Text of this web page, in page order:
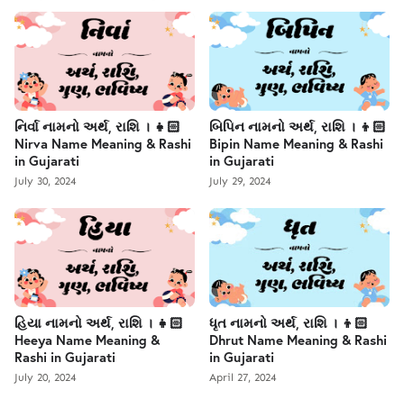
નિર્વા નામનો અર્થ, રાશિ । 👧🏻
Nirva Name Meaning & Rashi
in Gujarati
July 30, 2024
બિપિન નામનો અર્થ, રાશિ । 👦🏻
Bipin Name Meaning & Rashi
in Gujarati
July 29, 2024
હિયા નામનો અર્થ, રાશિ । 👧🏻
Heeya Name Meaning &
Rashi in Gujarati
July 20, 2024
ધૃત નામનો અર્થ, રાશિ । 👦🏻
Dhrut Name Meaning & Rashi
in Gujarati
April 27, 2024